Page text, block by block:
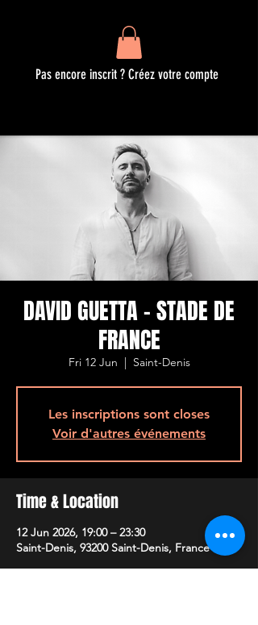
Pas encore inscrit ? Créez votre compte
DAVID GUETTA - STADE DE
FRANCE
Fri 12 Jun
  |
Saint-Denis
Les inscriptions sont closes
Voir d'autres événements
Time & Location
12 Jun 2026, 19:00 – 23:30
Saint-Denis, 93200 Saint-Denis, France